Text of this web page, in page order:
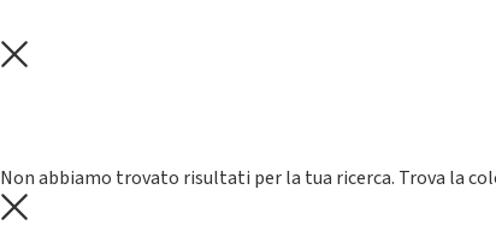
Non abbiamo trovato risultati per la tua ricerca. Trova la